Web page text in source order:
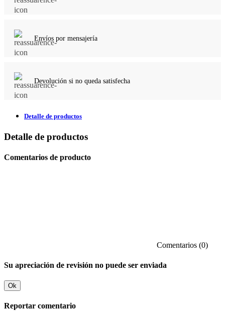
Envíos por mensajería
Devolución si no queda satisfecha
Detalle de productos
Detalle de productos
Comentarios de producto
Comentarios (0)
Su apreciación de revisión no puede ser enviada
Ok
Reportar comentario